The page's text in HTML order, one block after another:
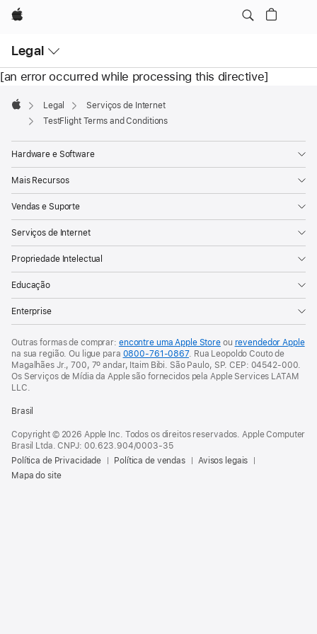
Apple
Legal
Menu
[an error occurred while processing this directive]
Footer

Apple
Legal
Serviços de Internet
TestFlight Terms and Conditions
Hardware e Software
Mais Recursos
Vendas e Suporte
Serviços de Internet
Propriedade Intelectual
Educação
Enterprise
Outras formas de comprar: encontre uma Apple Store ou revendedor Apple
na sua região.Ou ligue para 0800-761-0867. Rua Leopoldo Couto de
Magalhães Jr., 700, 7º andar, Itaim Bibi. São Paulo, SP. CEP: 04542-000.
Os Serviços de Mídia da Apple são fornecidos pela Apple Services LATAM
LLC.
Brasil
Copyright © 2026 Apple Inc. Todos os direitos reservados. Apple Computer
Brasil Ltda. CNPJ: 00.623.904/0003-35
Política de Privacidade
Política de vendas
Avisos legais
Mapa do site